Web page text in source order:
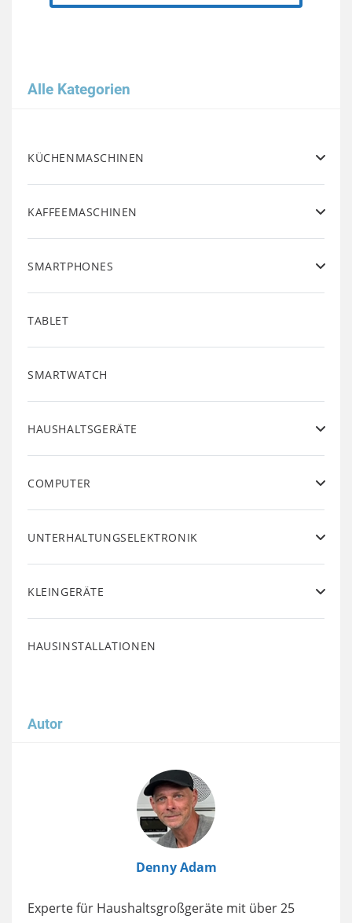
Alle Kategorien
KÜCHENMASCHINEN
KAFFEEMASCHINEN
SMARTPHONES
TABLET
SMARTWATCH
HAUSHALTSGERÄTE
COMPUTER
UNTERHALTUNGSELEKTRONIK
KLEINGERÄTE
HAUSINSTALLATIONEN
Autor
Denny Adam
Experte für Haushaltsgroßgeräte mit über 25